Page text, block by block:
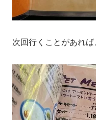
次回行くことがあれ